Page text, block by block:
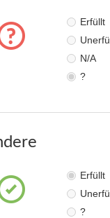
Erfüllt
N/A
?
Erfüllt
?